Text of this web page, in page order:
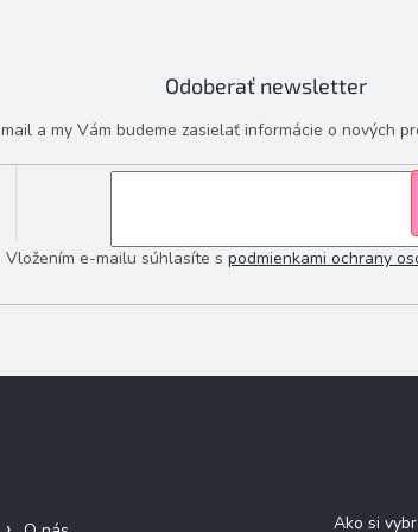
Odoberať newsletter
a my Vám budeme zasielať informácie o nových
Vložením e-mailu súhlasíte s podmienkami ochrany
Ako si